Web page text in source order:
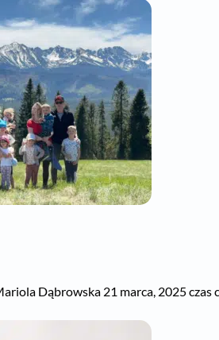
Dąbrowska 21 marca, 2025 czas